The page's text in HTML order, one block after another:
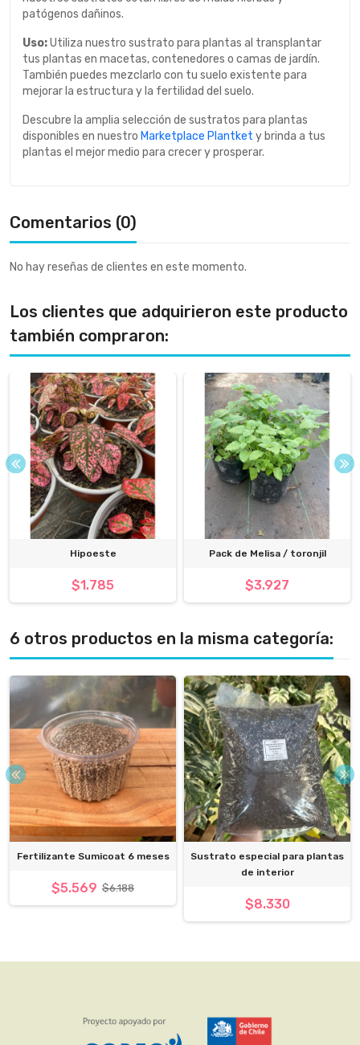
patógenos dañinos.
Uso:Utiliza nuestro sustrato para plantas al transplantar
tus plantas en macetas, contenedores o camas de jardín.
También puedes mezclarlo con tu suelo existente para
mejorar la estructura y la fertilidad del suelo.
Descubre la amplia selección de sustratos para plantas
disponibles en nuestro Marketplace Plantket y brinda a tus
plantas el mejor medio para crecer y prosperar.
Comentarios (0)
No hay reseñas de clientes en este momento.
Los clientes que adquirieron este producto
también compraron:
Hipoeste
$1.785
Pack de Melisa / toronjil
$3.927
6 otros productos en la misma categoría:
Fertilizante Sumicoat 6 meses
$5.569 $6.188
Sustrato especial para plantas
de interior
$8.330